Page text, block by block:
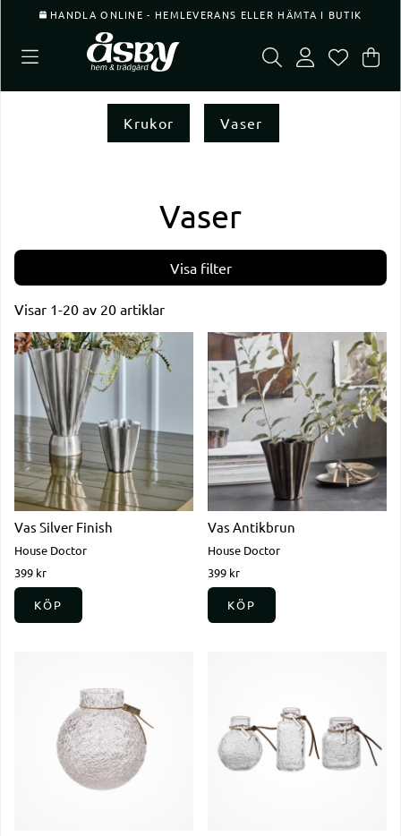
HANDLA ONLINE - HEMLEVERANS ELLER HÄMTA I BUTIK
.
Krukor Vaser
Vaser
Filtrera
Visar 1-20 av 20 artiklar
Produkter
Vas Silver Finish
House Doctor
399 kr
KÖP
Vas Antikbrun
House Doctor
399 kr
KÖP